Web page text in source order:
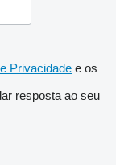
Privacidade e os
resposta ao seu